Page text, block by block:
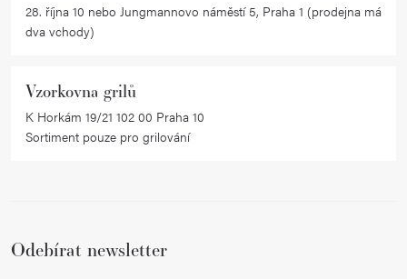
28. října 10 nebo Jungmannovo náměstí 5, Praha 1 (prodejna má
dva vchody)
Vzorkovna grilů
K Horkám 19/21 102 00 Praha 10
Sortiment pouze pro grilování
Odebírat newsletter